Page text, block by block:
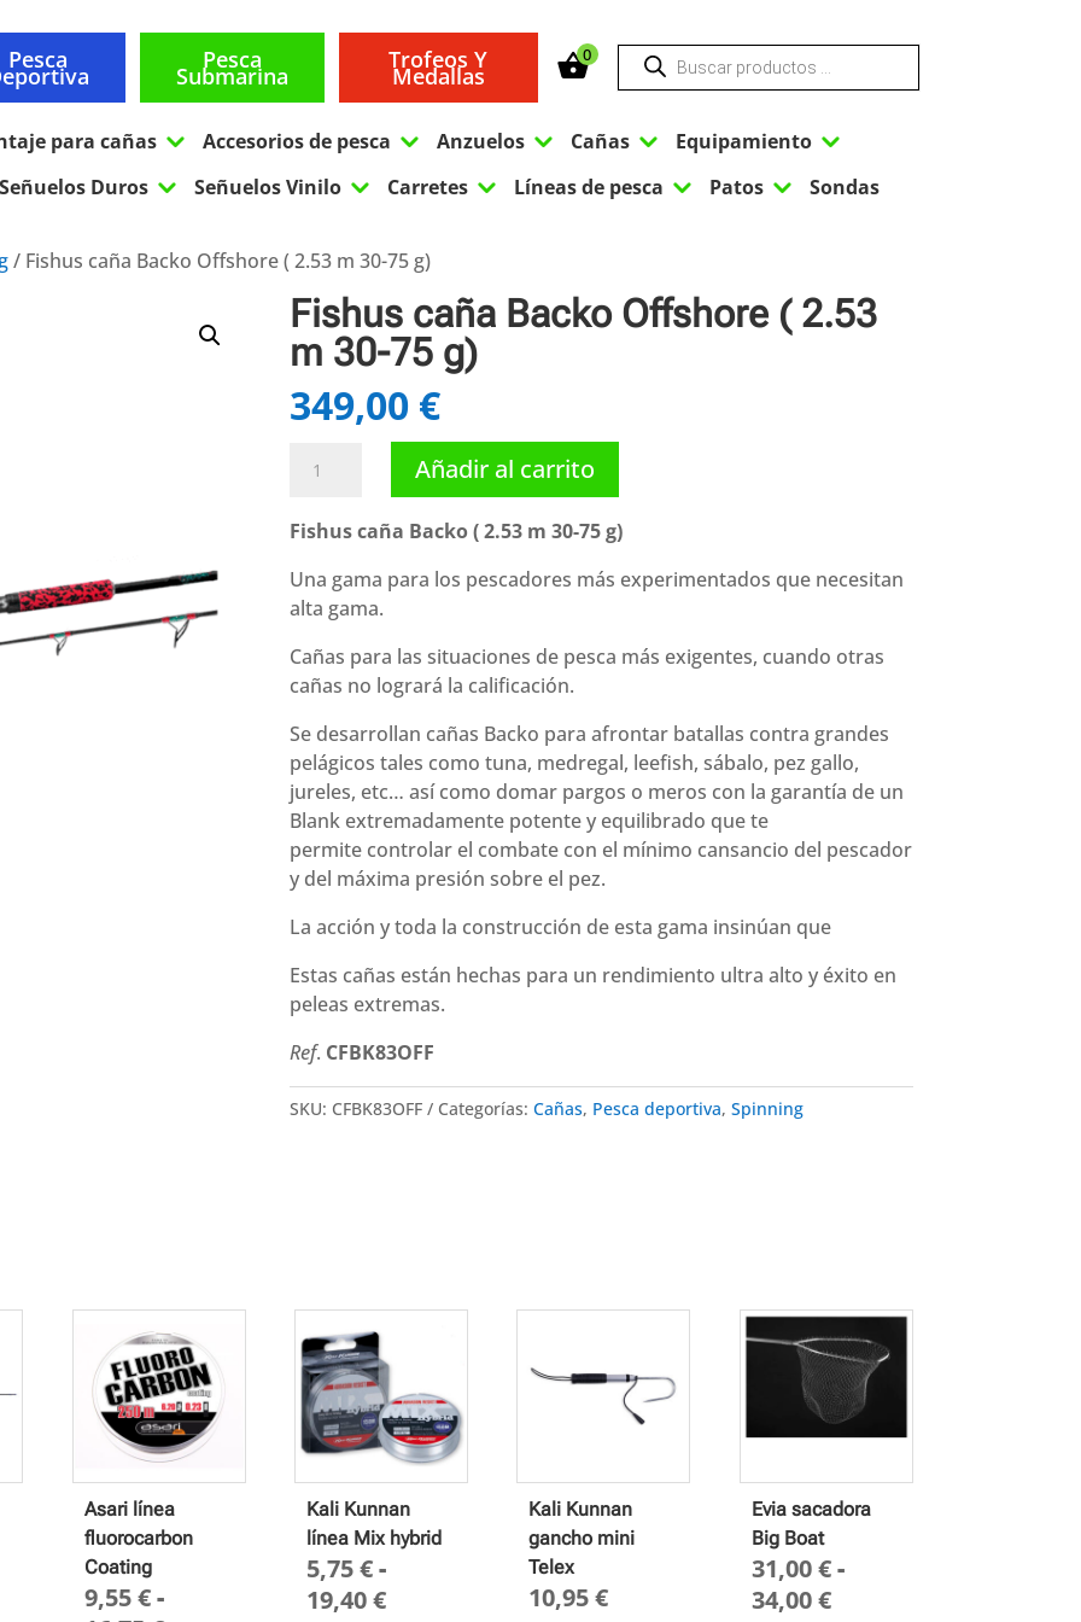
Pesca Pesca
Submarina
Trofeos Y
Medallas
0 Búsqueda
productos
para cañas 3 Accesorios de pesca 3 Anzuelos 3 Cañas 3 Equipamiento 3
Señuelos Duros 3 Señuelos Vinilo 3 Carretes 3 Líneas de pesca 3 Patos 3 Sondas
/ Fishus caña Backo Offshore ( 2.53 m 30-75 g)
Fishus caña Backo Offshore ( 2.53
m 30-75 g)
349,00 €
caña
Offshore
(
2.53
30-
75
cantidad
Añadir al carrito
Fishus caña Backo ( 2.53 m 30-75 g)
Una gama para los pescadores más experimentados que necesitan
alta gama.
Cañas para las situaciones de pesca más exigentes, cuando otras
cañas no logrará la calificación.
Se desarrollan cañas Backo para afrontar batallas contra grandes
pelágicos tales como tuna, medregal, leefish, sábalo, pez gallo,
jureles, etc… así como domar pargos o meros con la garantía de un
Blank extremadamente potente y equilibrado que te
permite controlar el combate con el mínimo cansancio del pescador
y del máxima presión sobre el pez.
La acción y toda la construcción de esta gama insinúan que
Estas cañas están hechas para un rendimiento ultra alto y éxito en
peleas extremas.
Ref. CFBK83OFF
SKU: CFBK83OFF Categorías: Cañas, Pesca deportiva, Spinning
Asari línea
fluorocarbon
Coating
9,55€-
Kali Kunnan
línea Mix hybrid
5,75€-
19,40€Rango
Kali Kunnan
gancho mini
Telex
10,95€
Evia sacadora
Big Boat
31,00€-
34,00€Rango